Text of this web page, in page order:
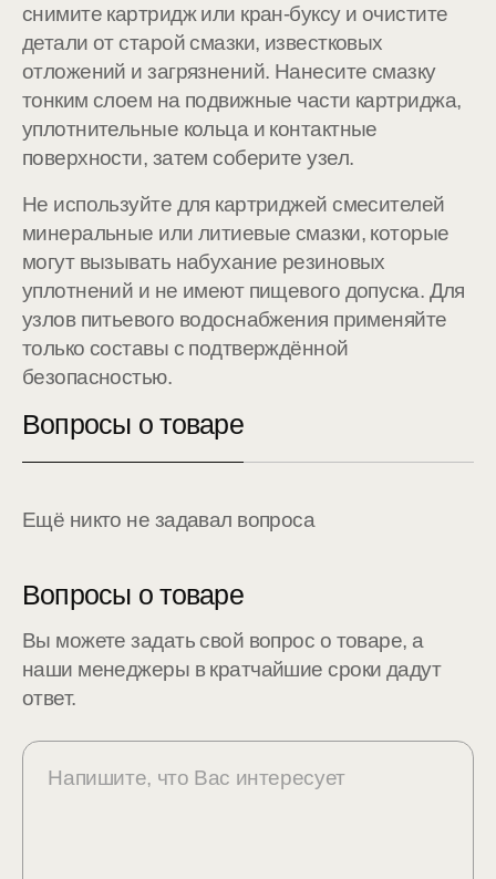
снимите картридж или кран-буксу и очистите
детали от старой смазки, известковых
отложений и загрязнений. Нанесите смазку
тонким слоем на подвижные части картриджа,
уплотнительные кольца и контактные
поверхности, затем соберите узел.
Не используйте для картриджей смесителей
минеральные или литиевые смазки, которые
могут вызывать набухание резиновых
уплотнений и не имеют пищевого допуска. Для
узлов питьевого водоснабжения применяйте
только составы с подтверждённой
безопасностью.
Вопросы о товаре
Ещё никто не задавал вопроса
Вопросы о товаре
Вы можете задать свой вопрос о товаре, а
наши менеджеры в кратчайшие сроки дадут
ответ.